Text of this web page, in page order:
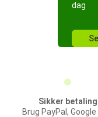
dag
Sikker betaling
Brug PayPal, Google